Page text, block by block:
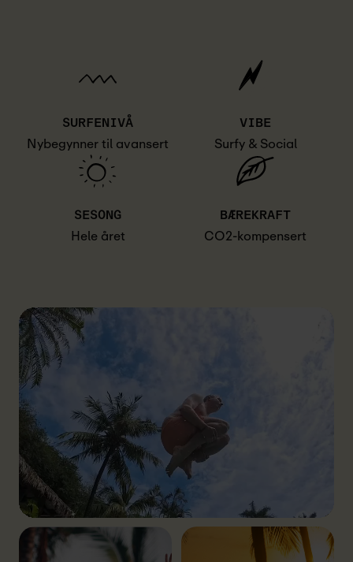
SURFENIVÅ
Nybegynner til avansert
VIBE
Surfy & Social
SESONG
Hele året
BÆREKRAFT
CO2-kompensert